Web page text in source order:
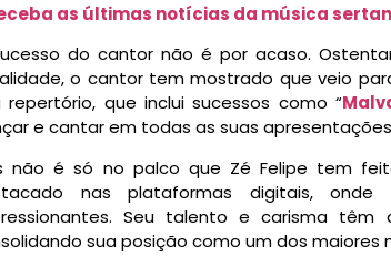
as últimas notícias da música
do cantor não é por acaso.
o cantor tem mostrado que veio
repertório, que inclui sucessos como “
e cantar em todas as suas
não é só no palco que Zé Felipe tem
nas plataformas digitais,
Seu talento e carisma
sua posição como um dos maiores